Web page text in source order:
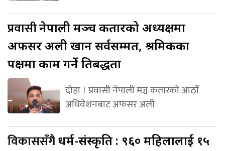
प्रवासीनेपाली मञ्च कतारको अध्यक्षमा
अफसर अली खान सर्वसम्मत, श्रमिकका
पक्षमा काम गर्ने प्रतिबद्धता
दोहा । प्रवासी नेपाली मञ्च कतारको आठौँ
अधिवेशनबाट अफसर अली
विकाससँगैधर्म-संस्कृति : ९६० महिलालाई १५